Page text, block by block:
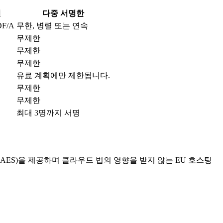
다중 서명한
A 무한, 병렬 또는 연속
무제한
무제한
무제한
유료 계획에만 제한됩니다.
무제한
무제한
최대 3명까지 서명
을 제공하며 클라우드 법의 영향을 받지 않는 EU 호스팅